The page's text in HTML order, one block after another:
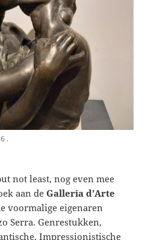
.
not least, nog even mee
aan deGalleria d’Arte
voormalige eigenaren
Serra. Genrestukken,
Impressionistische